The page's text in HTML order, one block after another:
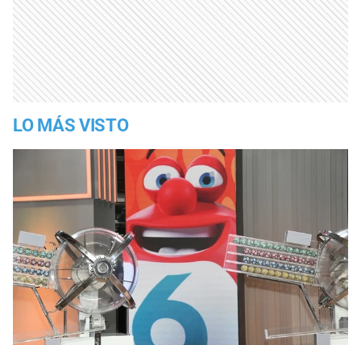
LO MÁS VISTO